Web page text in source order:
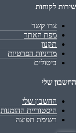
שירות לקוחות
צרו קשר
מפת האתר
תקנון
מדיניות הפרטיות
ביטולים
החשבון שלי
החשבון שלי
היסטוריית ההזמנות
רשימת תפוצה